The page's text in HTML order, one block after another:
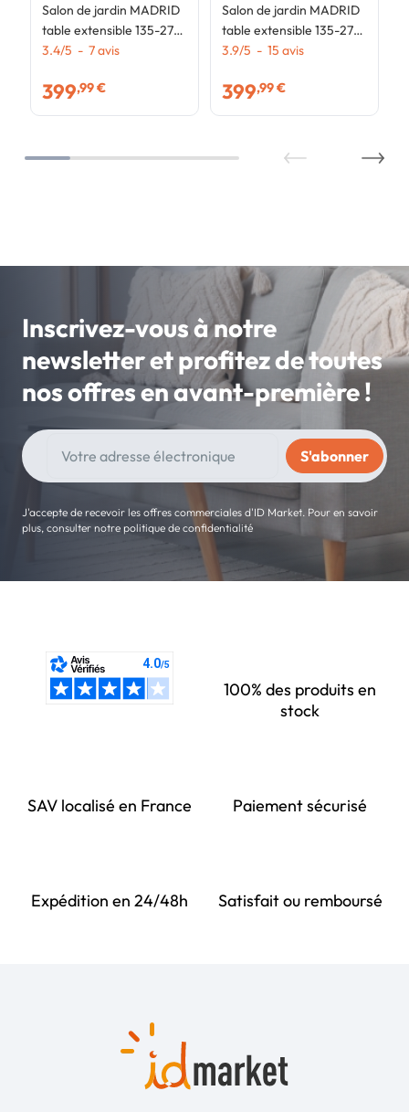
Salon de jardin MADRID
table extensible 135-270
CM et 12 chaises
3.4/5 - 7avis
399,99 €
Salon de jardin MADRID
table extensible 135-270
CM et 12 chaises
anthracite
3.9/5 - 15 avis
399,99 €
Inscrivez-vous à notre
newsletter et profitez de toutes
nos offres en avant-première !
J'accepte de recevoir les offres commerciales d'ID Market. Pour en savoir
plus, consulter notre politique de confidentialité
100% des produits en
stock
SAV localisé en France Paiement sécurisé
Expédition en 24/48h Satisfait ou remboursé